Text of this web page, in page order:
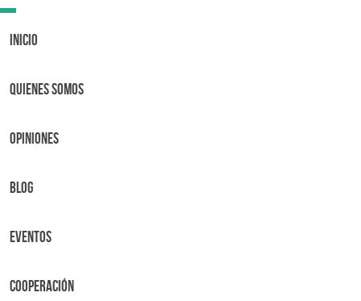
Toggle
Inicio
Quienes Somos
OPINIONES
BLOG
Eventos
Cooperación